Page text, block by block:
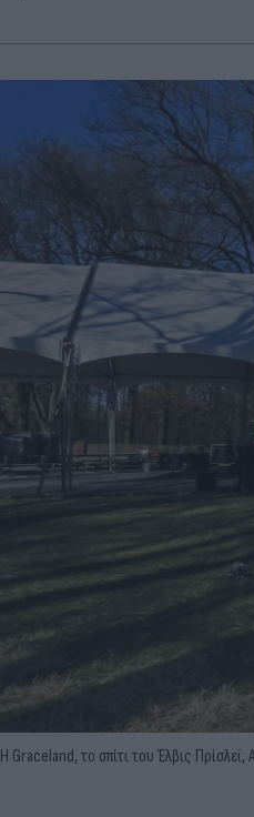
Η Graceland, το σπίτι του Έλβις